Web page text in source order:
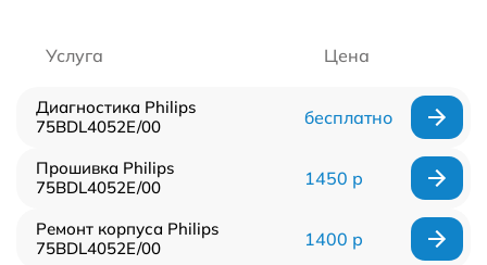
Услуга Цена
Диагностика Philips
75BDL4052E/00
бесплатно
Прошивка Philips
75BDL4052E/00
1450 р
Ремонт корпуса Philips
75BDL4052E/00
1400 р